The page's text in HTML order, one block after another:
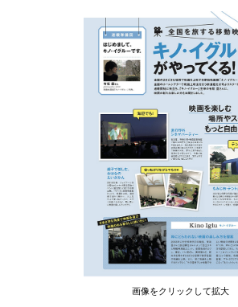
画像をクリックして拡大